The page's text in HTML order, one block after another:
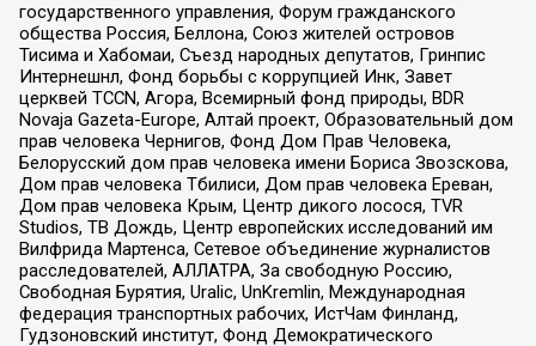
государственного управления, Форум гражданского
общества Россия, Беллона, Союз жителей островов
Тисима и Хабомаи, Съезд народных депутатов, Гринпис
Интернешнл, Фонд борьбы с коррупцией Инк, Завет
церквей TCCN, Агора, Всемирный фонд природы, BDR
Novaja Gazeta-Europe, Алтай проект, Образовательный дом
прав человека Чернигов, Фонд Дом Прав Человека,
Белорусский дом прав человека имени Бориса Звозскова,
Дом прав человека Тбилиси, Дом прав человека Ереван,
Дом прав человека Крым, Центр дикого лосося, TVR
Studios, ТВ Дождь, Центр европейских исследований им
Вилфрида Мартенса, Сетевое объединение журналистов
расследователей, АЛЛАТРА, За свободную Россию,
Свободная Бурятия, Uralic, UnKremlin, Международная
федерация транспортных рабочих, ИстЧам Финланд,
Гудзоновский институт, Фонд Демократического